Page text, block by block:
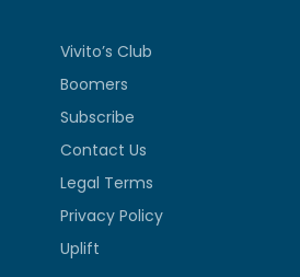
Vivito’s Club
Boomers
Subscribe
Contact Us
Legal Terms
Privacy Policy
Uplift